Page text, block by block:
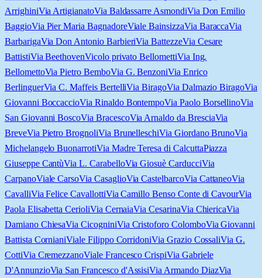
ArrighiniVia ArtigianatoVia Baldassarre AsmondiVia Don Emilio
BaggioVia Pier Maria BagnadoreViale BainsizzaVia BaraccaVia
BarbarigaVia Don Antonio BarbieriVia BattezzeVia Cesare
BattistiVia BeethovenVicolo privato BellomettiVia Ing.
BellomettoVia Pietro BemboVia G. BenzoniVia Enrico
BerlinguerVia C. Maffeis BertelliVia BiragoVia Dalmazio BiragoVia
Giovanni BoccaccioVia Rinaldo BontempoVia Paolo BorsellinoVia
San Giovanni BoscoVia BracescoVia Arnaldo da BresciaVia
BreveVia Pietro BrognoliVia BrunelleschiVia Giordano BrunoVia
Michelangelo BuonarrotiVia Madre Teresa di CalcuttaPiazza
Giuseppe CantùVia L. CarabelloVia Giosuè CarducciVia
CarpanoViale CarsoVia CasaglioVia CastelbarcoVia CattaneoVia
CavalliVia Felice CavallottiVia Camillo Benso Conte di CavourVia
Paola Elisabetta CerioliVia CernaiaVia CesarinaVia ChiericaVia
Damiano ChiesaVia CicogniniVia Cristoforo ColomboVia Giovanni
Battista CornianiViale Filippo CorridoniVia Grazio CossaliVia G.
CottiVia CremezzanoViale Francesco CrispiVia Gabriele
D'AnnunzioVia San Francesco d'AssisiVia Armando DiazVia